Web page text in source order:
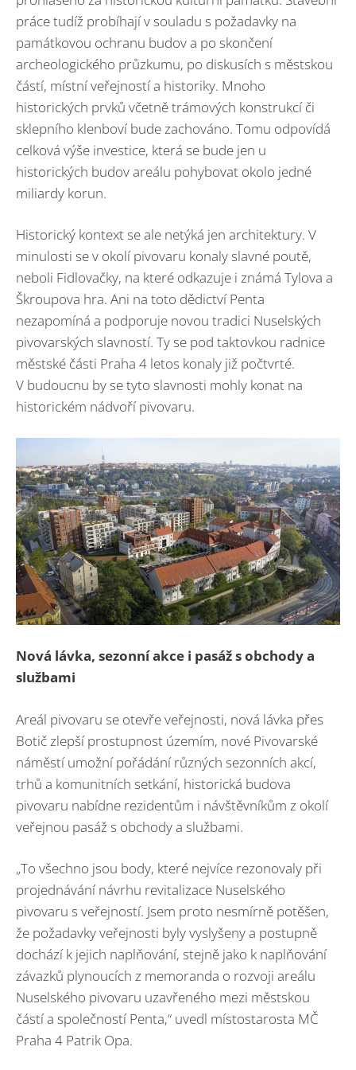
práce tudíž probíhají v souladu s požadavky na
památkovou ochranu budov a po skončení
archeologického průzkumu, po diskusích s městskou
částí, místní veřejností a historiky. Mnoho
historických prvků včetně trámových konstrukcí či
sklepního klenboví bude zachováno. Tomu odpovídá
celková výše investice, která se bude jen u
historických budov areálu pohybovat okolo jedné
miliardy korun.
Historický kontext se ale netýká jen architektury. V
minulosti se v okolí pivovaru konaly slavné poutě,
neboli Fidlovačky, na které odkazuje i známá Tylova a
Škroupova hra. Ani na toto dědictví Penta
nezapomíná a podporuje novou tradici Nuselských
pivovarských slavností. Ty se pod taktovkou radnice
městské části Praha 4 letos konaly již počtvrté.
V budoucnu by se tyto slavnosti mohly konat na
historickém nádvoří pivovaru.
Nová lávka, sezonní akce i pasáž s obchody a
službami
Areál pivovaru se otevře veřejnosti, nová lávka přes
Botič zlepší prostupnost územím, nové Pivovarské
náměstí umožní pořádání různých sezonních akcí,
trhů a komunitních setkání, historická budova
pivovaru nabídne rezidentům i návštěvníkům z okolí
veřejnou pasáž s obchody a službami.
„To všechno jsou body, které nejvíce rezonovaly při
projednávání návrhu revitalizace Nuselského
pivovaru s veřejností. Jsem proto nesmírně potěšen,
že požadavky veřejnosti byly vyslyšeny a postupně
dochází k jejich naplňování, stejně jako k naplňování
závazků plynoucích z memoranda o rozvoji areálu
Nuselského pivovaru uzavřeného mezi městskou
částí a společností Penta,“ uvedl místostarosta MČ
Praha 4 Patrik Opa.